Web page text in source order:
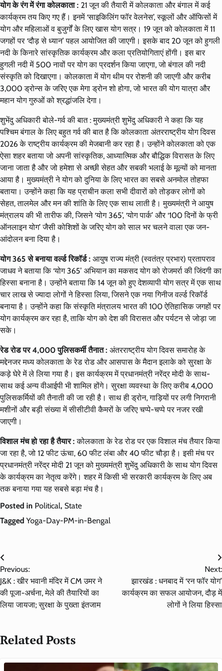
योग के रंग में रंगा कोलकाता : 21 जून की तैयारी में कोलकाता और बंगाल में कई
कार्यक्रम तय किए गए हैं। इनमें ‘साइकिलिंग फॉर वेलनेस’, स्कूलों और ऑफिसों में
योग और महिलाओं व बुजुर्गों के लिए खास योग सत्र। 19 जून को कोलकाता में 11
जगहों पर ‘दौड़ से ध्यान’ पहल आयोजित की जाएगी। इसके बाद 20 जून को हुगली
नदी के किनारे सांस्कृतिक कार्यक्रम और कला प्रतियोगिताएं होंगी। इस बार
हुगली नदी में 500 नावों पर योग का प्रदर्शन किया जाएगा, जो बंगाल की नदी
संस्कृति को दिखाएगा। कोलकाता में योग थीम पर रोशनी की जाएगी और करीब
3,000 ड्रोन्स के जरिए एक मेगा ड्रोन शो होगा, जो भारत की योग यात्रा और
महान योग गुरुओं को श्रद्धांजलि देगा।
शुभेंदु अधिकारी बोले-गर्व की बात : मुख्यमंत्री शुभेंदु अधिकारी ने कहा कि यह
पश्चिम बंगाल के लिए बहुत गर्व की बात है कि कोलकाता अंतरराष्ट्रीय योग दिवस
2026 के राष्ट्रीय कार्यक्रम की मेजबानी कर रहा है। उन्होंने कोलकाता को एक
ऐसा शहर बताया जो अपनी सांस्कृतिक, आध्यात्मिक और बौद्धिक विरासत के लिए
जाना जाता है और जो हमेशा से अच्छी सेहत और सबकी भलाई के मूल्यों को मानता
आया है। मुख्यमंत्री ने योग को दुनिया के लिए भारत का सबसे अनमोल तोहफा
बताया। उन्होंने कहा कि यह प्राचीन कला सभी दीवारों को तोड़कर लोगों को
सेहत, तालमेल और मन की शांति के लिए एक साथ लाती है। मुख्यमंत्री ने आयुष
मंत्रालय की भी तारीफ की, जिसने ‘योग 365’, ‘योग पार्क’ और ‘100 दिनों के फ्री
ऑनलाइन योग’ जैसी कोशिशों के जरिए योग को साल भर चलने वाला एक जन-
आंदोलन बना दिया है।
योग 365 से बनाया वर्ल्ड रिकॉर्ड : आयुष राज्य मंत्री (स्वतंत्र प्रभार) प्रतापराव
जाधव ने बताया कि ‘योग 365’ अभियान का मकसद योग को रोजमर्रा की जिंदगी का
हिस्सा बनाना है। उन्होंने बताया कि 14 जून को हुए देशव्यापी योग सत्र में एक साथ
चार लाख से ज्यादा लोगों ने हिस्सा लिया, जिसने एक नया गिनीज वर्ल्ड रिकॉर्ड
बनाया है। उन्होंने कहा कि संस्कृति मंत्रालय भारत की 100 ऐतिहासिक जगहों पर
योग कार्यक्रम कर रहा है, ताकि योग को देश की विरासत और पर्यटन से जोड़ा जा
सके।
रेड रोड पर 4,000 पुलिसकर्मी तैनात : अंतरराष्ट्रीय योग दिवस समारोह के
मद्देनजर मध्य कोलकाता के रेड रोड और आसपास के मैदान इलाके को सुरक्षा के
कड़े घेरे में ले लिया गया है। इस कार्यक्रम में प्रधानमंत्री नरेंद्र मोदी के साथ-
साथ कई अन्य वीआईपी भी शामिल होंगे। सुरक्षा व्यवस्था के लिए करीब 4,000
पुलिसकर्मियों की तैनाती की जा रही है। साथ ही ड्रोन, गाड़ियों पर लगी निगरानी
मशीनों और बड़ी संख्या में सीसीटीवी कैमरों के जरिए चप्पे-चप्पे पर नजर रखी
जाएगी।
विशाल मंच हो रहा है तैयार : कोलकाता के रेड रोड पर एक विशाल मंच तैयार किया
जा रहा है, जो 12 फीट ऊंचा, 60 फीट लंबा और 40 फीट चौड़ा है। इसी मंच पर
प्रधानमंत्री नरेंद्र मोदी 21 जून को मुख्यमंत्री शुभेंदु अधिकारी के साथ योग दिवस
के कार्यक्रम का नेतृत्व करेंगे। शहर में किसी भी सरकारी कार्यक्रम के लिए अब
तक बनाया गया यह सबसे बड़ा मंच है।
Posted in Political, State
Tagged Yoga-Day-PM-in-Bengal
Post
navigation
Previous:
J&K : खीर भवानी मंदिर में CM उमर ने
की पूजा-अर्चना, मेले की तैयारियों का
लिया जायजा; सुरक्षा के पुख्ता इंतजाम
Next:
झारखंड : धनबाद में ‘रन फॉर योग’
कार्यक्रम का सफल आयोजन, दौड़ में
लोगों ने लिया हिस्सा
Related Posts